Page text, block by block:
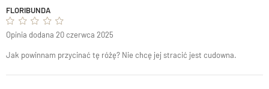
FLORIBUNDA
Jak powinnam przycinać tę różę? Nie chcę jej stracić jest cudowna.
Opinia dodana 20 czerwca 2025